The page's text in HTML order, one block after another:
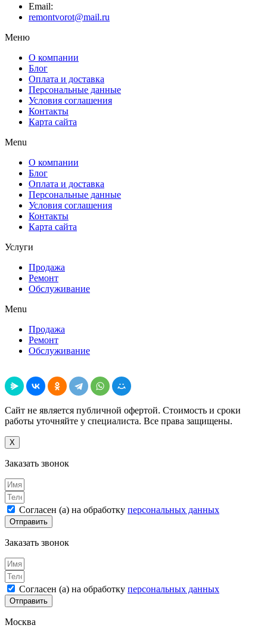
Email:
remontvorot@mail.ru
Меню
О компании
Блог
Оплата и доставка
Персональные данные
Условия соглашения
Контакты
Карта сайта
Menu
О компании
Блог
Оплата и доставка
Персональные данные
Условия соглашения
Контакты
Карта сайта
Услуги
Продажа
Ремонт
Обслуживание
Menu
Продажа
Ремонт
Обслуживание
Сайт не является публичной офертой. Стоимость и сроки
работы уточняйте у специалиста. Все права защищены.
X
Заказать звонок
Согласен (а) на обработку персональных данных
Отправить
Заказать звонок
Согласен (а) на обработку персональных данных
Отправить
Москва